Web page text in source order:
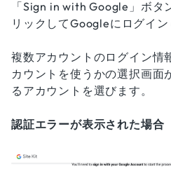
「Sign in with Google」ボタ
リックしてGoogleにログイン
複数アカウントのログイン情
カウントを使うかの選択画面
るアカウントを選びます。
認証エラーが表示された場合